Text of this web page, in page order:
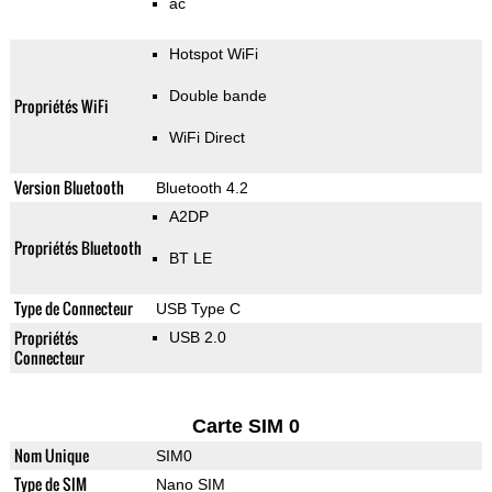
Propriétés WiFi
Hotspot WiFi
Double bande
WiFi Direct
Version Bluetooth Bluetooth 4.2
Propriétés Bluetooth
A2DP
BT LE
Type de Connecteur USB Type C
Propriétés
Connecteur
USB 2.0
Carte SIM 0
Nom Unique SIM0
Type de SIM Nano SIM